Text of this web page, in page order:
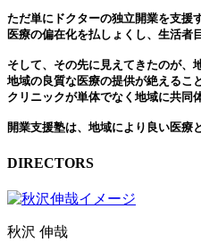
ただ単にドクターの独立開業を支援
医療の偏在化を払しょくし、生活者
そして、その先に見えてきたのが、
地域の良質な医療の提供が絶えるこ
クリニックが単体でなく地域に共同
開業支援塾は、地域により良い医療
DIRECTORS
秋沢 伸哉